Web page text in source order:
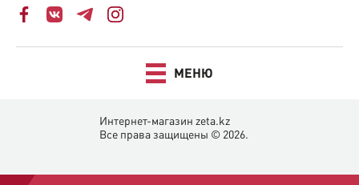
МЕНЮ
Интернет-магазин zeta.kz
Все права защищены © 2026.